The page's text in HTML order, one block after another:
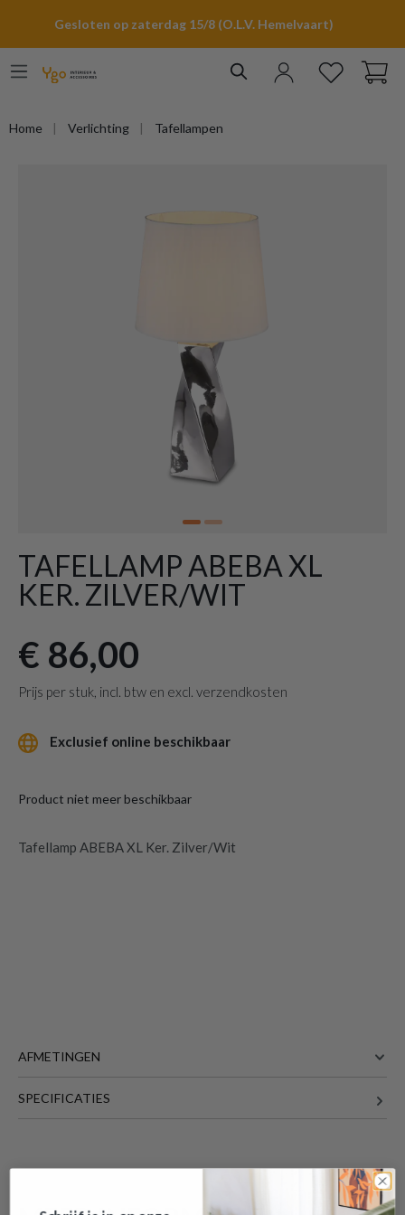
Gesloten op zaterdag 15/8 (O.L.V. Hemelvaart)
Home Verlichting Tafellampen
TAFELLAMP ABEBA XL
KER. ZILVER/WIT
€ 86,00
Prijs per stuk, incl. btw en excl. verzendkosten
Exclusief online beschikbaar
Product niet meer beschikbaar
Tafellamp ABEBA XL Ker. Zilver/Wit
AFMETINGEN
SPECIFICATIESTafellamp ABEBA XL Ker. Zilver/Wit
toegevoegd aan je winkelmandje